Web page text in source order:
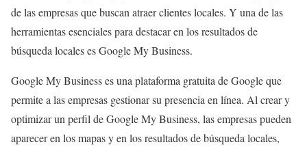
de las empresas que buscan atraer clientes locales. Y una de las
herramientas esenciales para destacar en los resultados de
búsqueda locales es Google My Business.
Google My Business es una plataforma gratuita de Google que
permite a las empresas gestionar su presencia en línea. Al crear y
optimizar un perfil de Google My Business, las empresas pueden
aparecer en los mapas y en los resultados de búsqueda locales,